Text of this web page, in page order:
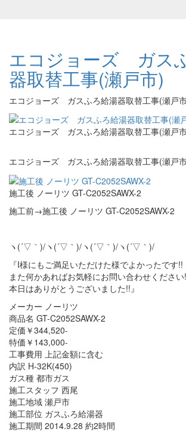
エコジョーズ ガス
器取替工事(瀬戸市)
エコジョーズ ガスふろ給湯器取替工事(瀬戸
エコジョーズ ガスふろ給湯器取替工事(瀬戸
エコジョーズ ガスふろ給湯器取替工事(瀬戸
施工後 ノーリツ GT-C2052SAWX-2
施工前→施工後 ノーリツ GT-C2052SAWX-2
ヽ(´▽｀)/ヽ(´▽｀)/ヽ(´▽｀)/ヽ(´▽｀)/
『I様にもご満足いただけた様でよかったです!!
また何かあればお気軽にお問い合わせください
本日はありがとうございました!!』
メーカー ノーリツ
商品名 GT-C2052SAWX-2
定価￥344,520-
特価￥143,000-
工事費用 上記金額に含む
内訳 H-32K(450)
ガス種 都市ガス
施工スタッフ 西尾
施工地域 瀬戸市
施工部位 ガスふろ給湯器
施工期間 2014.9.28 約2時間